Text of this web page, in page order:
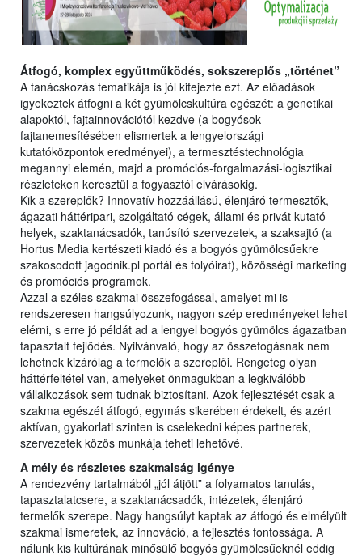
Átfogó, komplex együttműködés, sokszereplős „történet”
A tanácskozás tematikája is jól kifejezte ezt. Az előadások
igyekeztek átfogni a két gyümölcskultúra egészét: a genetikai
alapoktól, fajtainnovációtól kezdve (a bogyósok
fajtanemesítésében elismertek a lengyelországi
kutatóközpontok eredményei), a termesztéstechnológia
megannyi elemén, majd a promóciós-forgalmazási-logisztikai
részleteken keresztül a fogyasztói elvárásokig.
Kik a szereplők? Innovatív hozzáállású, élenjáró termesztők,
ágazati háttéripari, szolgáltató cégek, állami és privát kutató
helyek, szaktanácsadók, tanúsító szervezetek, a szaksajtó (a
Hortus Media kertészeti kiadó és a bogyós gyümölcsűekre
szakosodott jagodnik.pl portál és folyóirat), közösségi marketing
és promóciós programok.
Azzal a széles szakmai összefogással, amelyet mi is
rendszeresen hangsúlyozunk, nagyon szép eredményeket lehet
elérni, s erre jó példát ad a lengyel bogyós gyümölcs ágazatban
tapasztalt fejlődés. Nyilvánvaló, hogy az összefogásnak nem
lehetnek kizárólag a termelők a szereplői. Rengeteg olyan
háttérfeltétel van, amelyeket önmagukban a legkiválóbb
vállalkozások sem tudnak biztosítani. Azok fejlesztését csak a
szakma egészét átfogó, egymás sikerében érdekelt, és azért
aktívan, gyakorlati szinten is cselekedni képes partnerek,
szervezetek közös munkája teheti lehetővé.
A mély és részletes szakmaiság igénye
A rendezvény tartalmából „jól átjött” a folyamatos tanulás,
tapasztalatcsere, a szaktanácsadók, intézetek, élenjáró
termelők szerepe. Nagy hangsúlyt kaptak az átfogó és elmélyült
szakmai ismeretek, az innováció, a fejlesztés fontossága. A
nálunk kis kultúrának minősülő bogyós gyümölcsűeknél eddig